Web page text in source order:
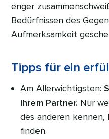
enger
Bedürfnissen des
Aufmerksamkeit
Tipps für ein
Am Allerwichtigsten:
Ihrem Partner. Nur
des anderen kennen,
finden.